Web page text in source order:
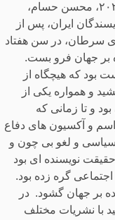
در روز شنبه ۶ تير ۱۴۰۵ برابر با ۲۷ ژوئن ۲۰۲۶، محسن حسام،
ایران، پس از
سرطان، در سن هفتاد
بر جهان فرو بست.
بود که هیچگاه از
و همواره یکی از
و تا زمانی که
و آکسیون های دفاع
سیاسی و لغو بی چون و
نویسنده ای بود
گره زده بود.
دیده بر جهان گشود. در
با نشریات مختلف